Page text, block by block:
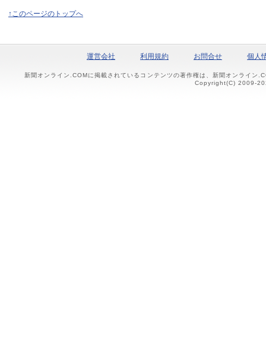
↑このページのトップへ
運営会社 利用規約 お問合せ 個人
新聞オンライン.COMに掲載されているコンテンツの著作権は、新聞オンライン
Copyright(C) 2009-